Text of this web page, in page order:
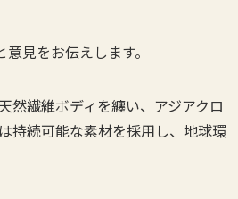
見をお伝えします。
然繊維ボディを纏い、アジアクロ
持続可能な素材を採用し、地球環